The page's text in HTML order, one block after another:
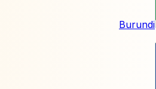
Burundi